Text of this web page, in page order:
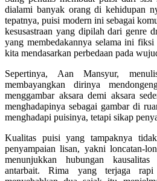
dialami banyak orang di kehidupan
tepatnya, puisi modern ini sebagai
kesusastraan yang dipilah dari genre
yang membedakannya selama ini
kita mendasarkan perbedaan pada
Sepertinya, Aan Mansyur,
membayangkan dirinya
menggambar aksara demi aksara
menghadapinya sebagai gambar di
menghadapi puisinya, tetapi sikap
Kualitas puisi yang tampaknya
penyampaian lisan, yakni loncatan-
menunjukkan hubungan
antarbait. Rima yang terjaga